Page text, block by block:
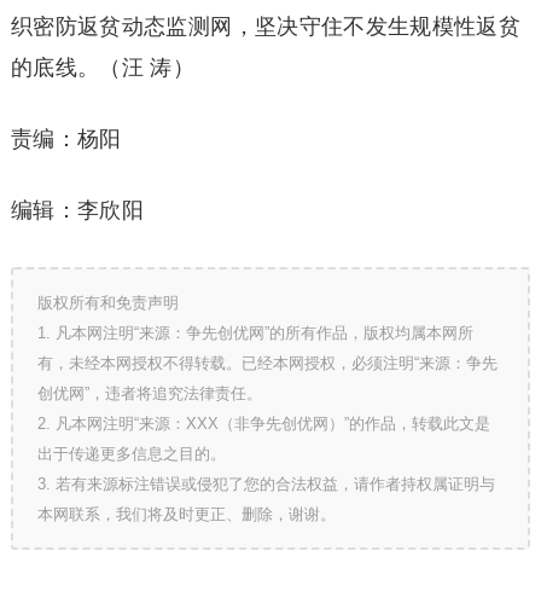
织密防返贫动态监测网，坚决守住不发生规模性返贫
的底线。（汪 涛）
责编：杨阳
编辑：李欣阳
版权所有和免责声明
1. 凡本网注明“来源：争先创优网”的所有作品，版权均属本网所
有，未经本网授权不得转载。已经本网授权，必须注明“来源：争先
创优网”，违者将追究法律责任。
2. 凡本网注明“来源：XXX（非争先创优网）”的作品，转载此文是
出于传递更多信息之目的。
3. 若有来源标注错误或侵犯了您的合法权益，请作者持权属证明与
本网联系，我们将及时更正、删除，谢谢。